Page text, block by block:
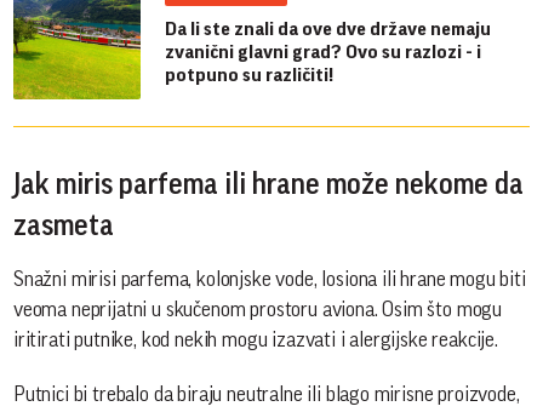
Da li ste znali da ove dve države nemaju
zvanični glavni grad? Ovo su razlozi - i
potpuno su različiti!
Jak miris parfema ili hrane može nekome da
zasmeta
Snažni mirisi parfema, kolonjske vode, losiona ili hrane mogu biti
veoma neprijatni u skučenom prostoru aviona. Osim što mogu
iritirati putnike, kod nekih mogu izazvati i alergijske reakcije.
Putnici bi trebalo da biraju neutralne ili blago mirisne proizvode,